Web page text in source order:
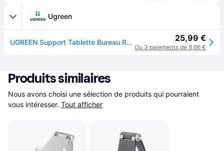
Ugreen
UGREEN Support Tablette Bureau Réglable Repose Tablette Pliable Porte - Anthracite 25,99 €
Ou 3 paiements de 8,66 €
Produits similaires
Nous avons choisi une sélection de produits qui pourraient
vous intéresser. Tout afficher